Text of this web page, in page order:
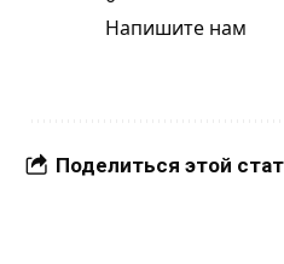
Напишите нам
Поделиться этой